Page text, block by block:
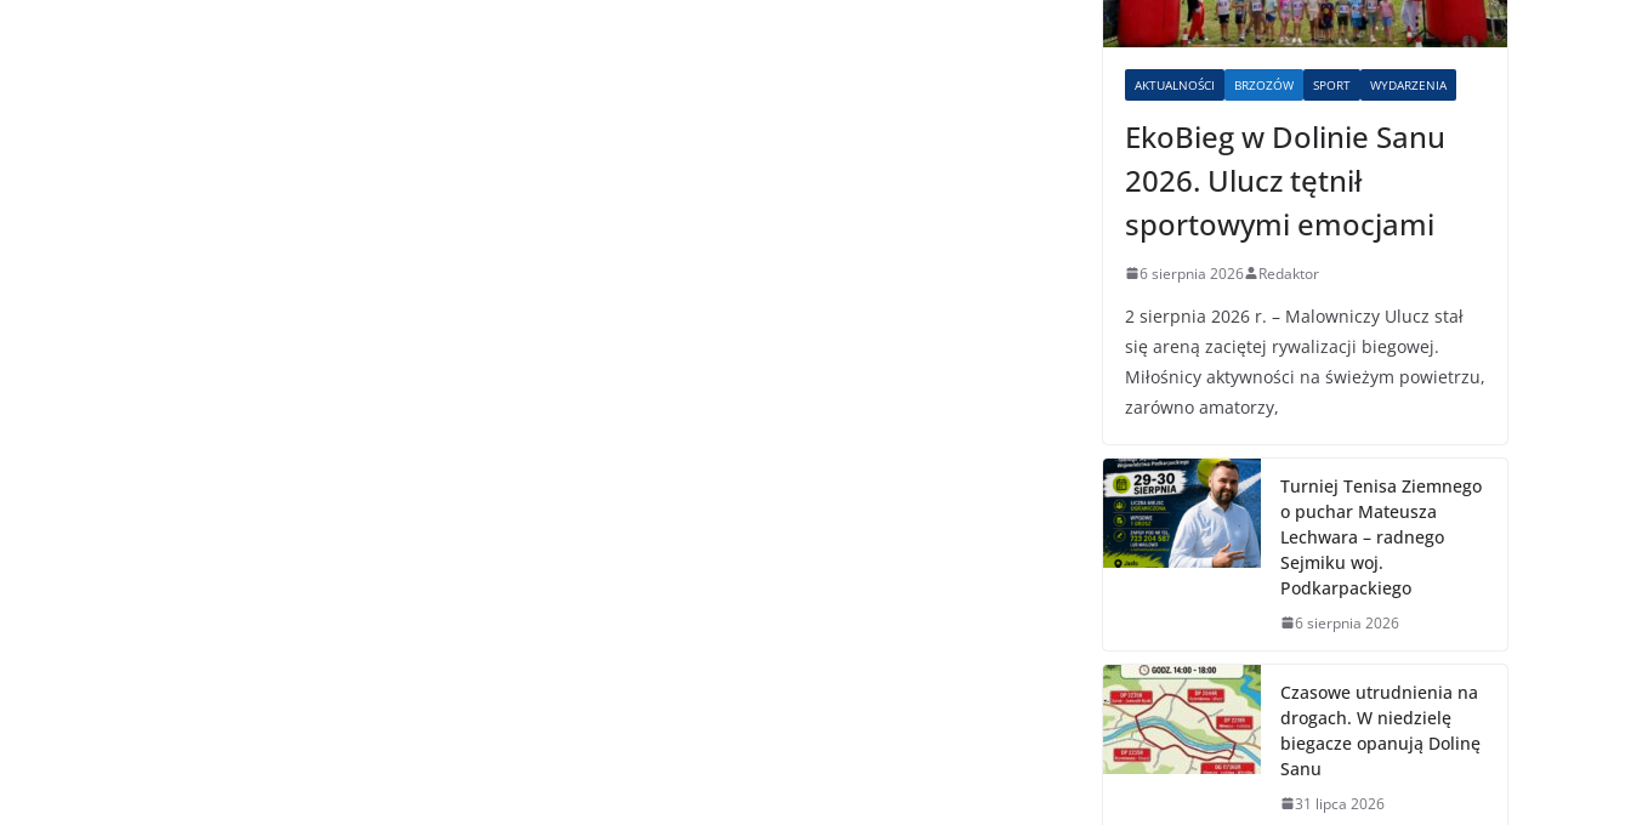
AKTUALNOŚCI BRZOZÓW SPORT WYDARZENIA
EkoBieg w Dolinie Sanu
2026. Ulucz tętnił
sportowymi emocjami
6 sierpnia 2026 Redaktor
2 sierpnia 2026 r. – Malowniczy Ulucz stał
się areną zaciętej rywalizacji biegowej.
Miłośnicy aktywności na świeżym powietrzu,
zarówno amatorzy,
Turniej Tenisa Ziemnego
o puchar Mateusza
Lechwara – radnego
Sejmiku woj.
Podkarpackiego
6 sierpnia 2026
Czasowe utrudnienia na
drogach. W niedzielę
biegacze opanują Dolinę
Sanu
31 lipca 2026